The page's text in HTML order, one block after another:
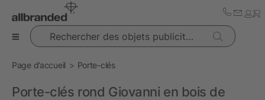
Rechercher des objets publicitaires
Page d’accueil Porte-clés
Porte-clés rond Giovanni en bois de